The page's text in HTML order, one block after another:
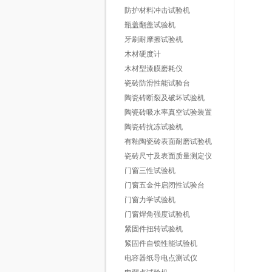
防护材料冲击试验机
瓶盖翻盖试验机
牙刷耐摩擦试验机
木材硬度计
木材型漆膜磨耗仪
瓷砖防滑性能试验台
陶瓷砖断裂及破坏试验机
陶瓷砖吸水率真空试验装置
陶瓷砖抗冻试验机
有釉陶瓷砖表面耐磨试验机
瓷砖尺寸及表面质量测定仪
门窗三性试验机
门窗五金件启闭性试验台
门窗力学试验机
门窗焊角强度试验机
紧固件扭转试验机
紧固件自锁性能试验机
电容器纸导电点测试仪